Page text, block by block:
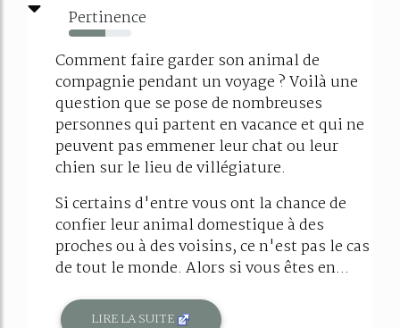
Pertinence
59%
Comment faire garder son animal de
compagnie pendant un voyage ? Voilà une
question que se pose de nombreuses
personnes qui partent en vacance et qui ne
peuvent pas emmener leur chat ou leur
chien sur le lieu de villégiature.
Si certains d'entre vous ont la chance de
confier leur animal domestique à des
proches ou à des voisins, ce n'est pas le cas
de tout le monde. Alors si vous êtes en...
LIRE LA SUITE